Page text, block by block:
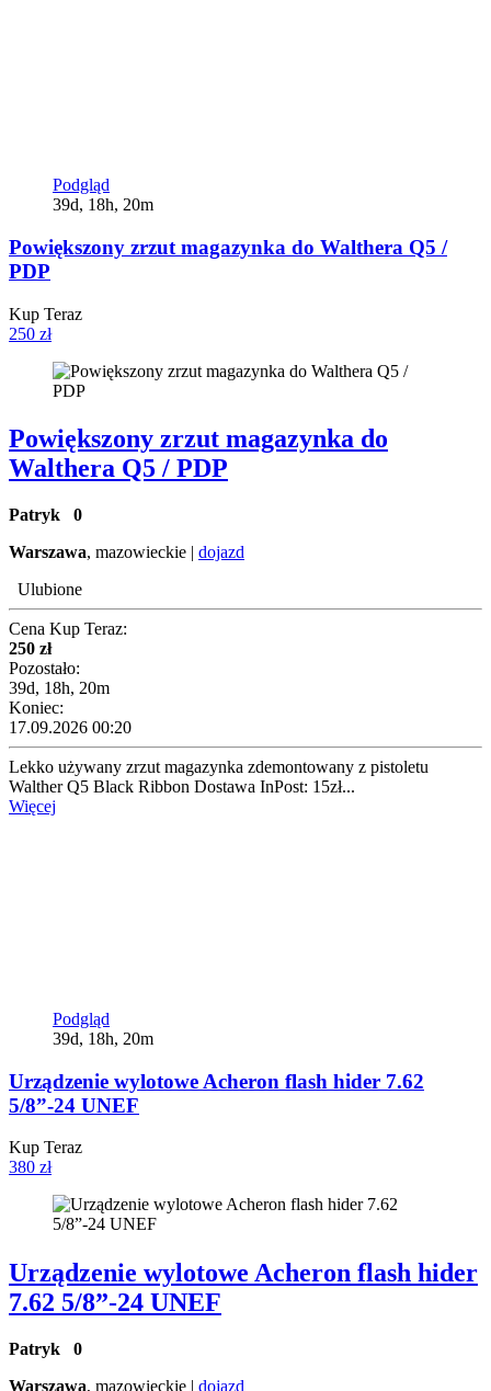
Podgląd
39d, 18h, 20m
Powiększony zrzut magazynka do Walthera Q5 /
PDP
Kup Teraz
250 zł
Powiększony zrzut magazynka do
Walthera Q5 / PDP
Patryk 0
Warszawa, mazowieckie | dojazd
Ulubione
Cena Kup Teraz:
250 zł
Pozostało:
39d, 18h, 20m
Koniec:
17.09.2026 00:20
Lekko używany zrzut magazynka zdemontowany z pistoletu
Walther Q5 Black Ribbon Dostawa InPost: 15zł...
Więcej
Podgląd
39d, 18h, 20m
Urządzenie wylotowe Acheron flash hider 7.62
5/8”-24 UNEF
Kup Teraz
380 zł
Urządzenie wylotowe Acheron flash hider
7.62 5/8”-24 UNEF
Patryk 0
Warszawa, mazowieckie | dojazd